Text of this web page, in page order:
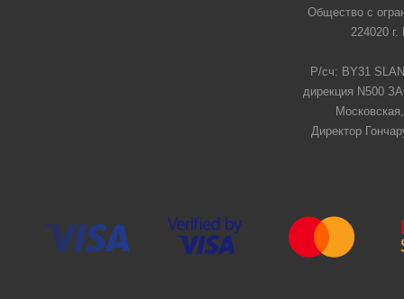
Общество с
224020
Р/сч: BY31
дирекция N500
Директор